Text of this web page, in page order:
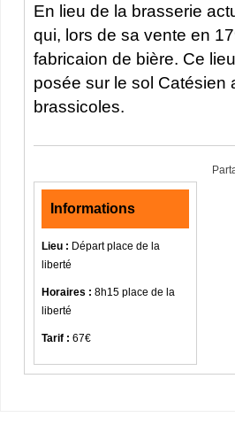
En lieu de la brasserie
qui, lors de sa vente en
fabricaion de bière. Ce
posée sur le sol Catésien
brassicoles.
Informations
Lieu : Départ place de la
liberté
Horaires :8h15 place de la
liberté
Tarif :67€